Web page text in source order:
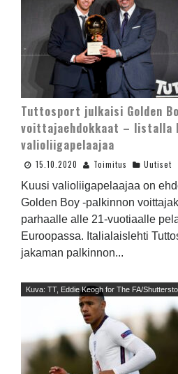
Tuttosport julkaisi Golden
voittajaehdokkaat – listalla
valioliigapelaajaa
15.10.2020 Toimitus Uutiset
Kuusi valioliigapelaajaa on
Golden Boy -palkinnon
parhaalle alle 21-vuotiaalle
Euroopassa. Italialaislehti
jakaman palkinnon...
Kuva: TT, Eddie Keogh for The FA/